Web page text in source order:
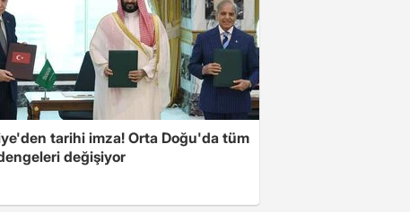
tarihi imza! Orta Doğu'da tüm
değişiyor